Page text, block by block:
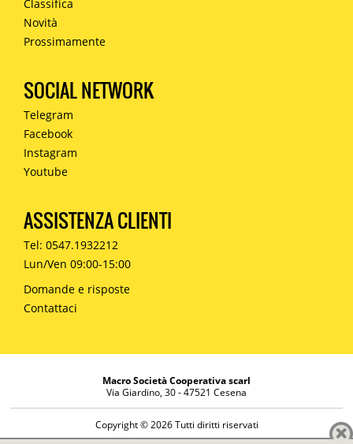
Classifica
Novità
Prossimamente
SOCIAL NETWORK
Telegram
Facebook
Instagram
Youtube
ASSISTENZA CLIENTI
Tel: 0547.1932212
Lun/Ven 09:00-15:00
Domande e risposte
Contattaci
Macro Società Cooperativa scarl
Via Giardino, 30 - 47521 Cesena
Copyright © 2026 Tutti diritti riservati